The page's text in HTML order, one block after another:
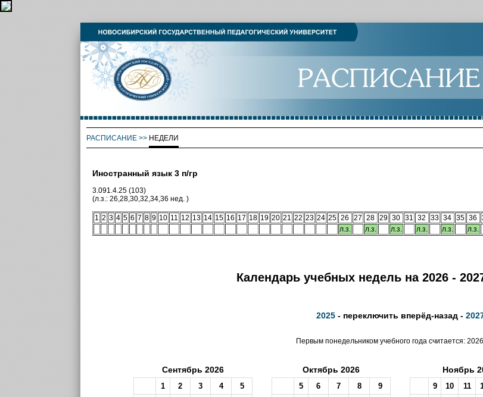
РАСПИСАНИЕ>> НЕДЕЛИ
Иностранный язык 3 п/гр
3.091.4.25 (103)
(л.з.: 26,28,30,32,34,36 нед. )
1 2 3 4 5 6 7 8 9 10 11 12 13 14 15 16 17 18 19 20 21 22 23 24 25 26 27 28 29 30 31 32 33 34 35 36
л.з.
л.з. л.з. л.з. л.з. л.з.
Календарь учебных недель на 2026 -
2025- переключить вперёд-назад -
Первым понедельником учебного года считается:
Сентябрь 2026
1 2 3 4
5
Октябрь 2026
5 6 7 8
9
Ноябрь
9 10 11